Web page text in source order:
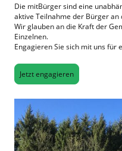
Die mitBürger sind eine
aktive Teilnahme der Bürger
Wir glauben an die Kraft der
Einzelnen.
Engagieren Sie sich mit uns für
Jetzt engagieren